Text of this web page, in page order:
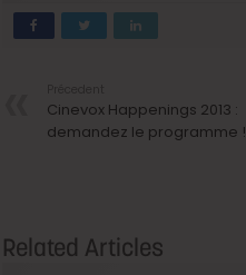
Cinevox Happenings 2013 :
demandez le programme !
Related Articles